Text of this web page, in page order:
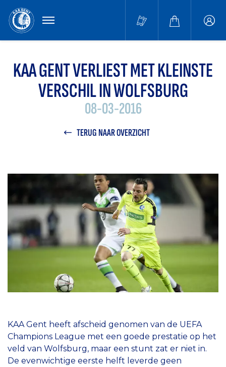
MENU
KAA GENT VERLIEST MET KLEINSTE
VERSCHIL IN WOLFSBURG
08-03-2016
TERUG NAAR OVERZICHT
KAA Gent heeft afscheid genomen van de UEFA
Champions League met een goede prestatie op het
veld van Wolfsburg, maar een stunt zat er niet in.
De evenwichtige eerste helft leverde geen